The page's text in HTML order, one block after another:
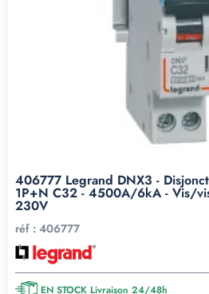
406777 Legrand DNX3 -
1P+N C32 - 4500A/6kA - Vis/
230V
réf : 406777
EN STOCK Livraison 24/48h